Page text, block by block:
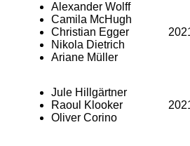
Alexander Wolff
Camila McHugh
Christian Egger
Nikola Dietrich
Ariane Müller
Jule Hillgärtner
Raoul Klooker
Oliver Corino